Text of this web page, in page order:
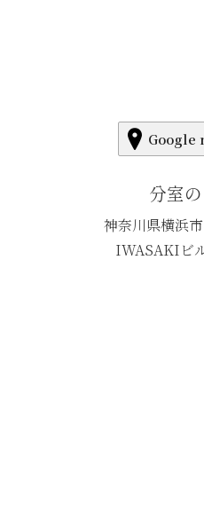
Google
分室
神奈川県横浜
IWASAKIビ